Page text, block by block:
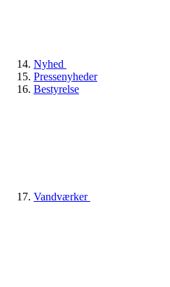
Nyhed
Pressenyheder
Bestyrelse
Vandværker